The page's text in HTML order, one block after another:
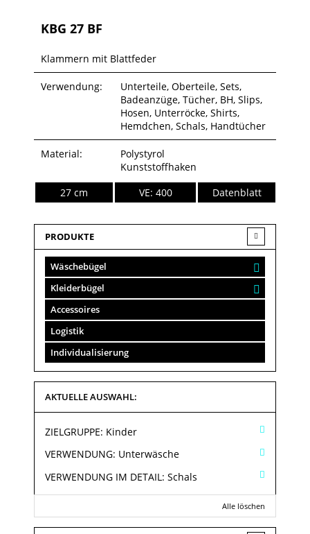
KBG 27 BF
Klammern mit Blattfeder
Verwendung:
Unterteile, Oberteile, Sets,
Badeanzüge, Tücher, BH, Slips,
Hosen, Unterröcke, Shirts,
Hemdchen, Schals, Handtücher
Material:
Polystyrol
Kunststoffhaken
27 cm
VE: 400 Datenblatt
PRODUKTE
Wäschebügel
Kleiderbügel
Accessoires
Logistik
Individualisierung
AKTUELLE AUSWAHL:
ZIELGRUPPE: Kinder
VERWENDUNG: Unterwäsche
VERWENDUNG IM DETAIL: Schals
Alle löschen